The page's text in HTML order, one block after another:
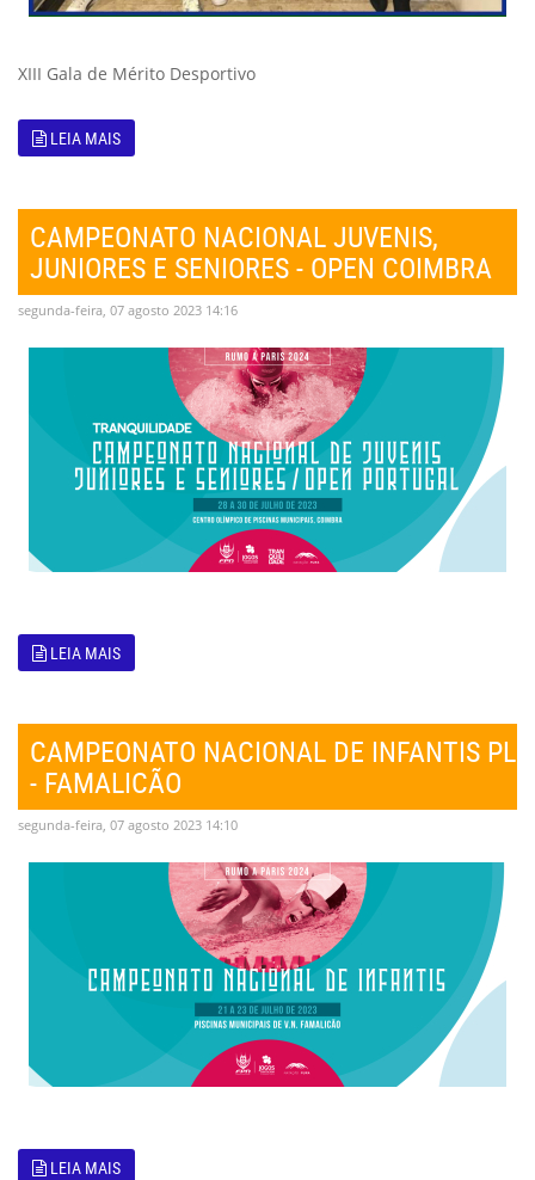
XIII Gala de Mérito Desportivo
LEIA MAIS
CAMPEONATO NACIONAL JUVENIS,
JUNIORES E SENIORES - OPEN COIMBRA
segunda-feira, 07 agosto 2023 14:16
LEIA MAIS
CAMPEONATO NACIONAL DE INFANTIS PL
- FAMALICÃO
segunda-feira, 07 agosto 2023 14:10
LEIA MAIS